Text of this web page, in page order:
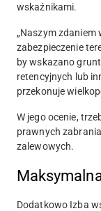
wskaźnikami.
„Naszym
zabezpieczenie
by wskazano
retencyjnych lub
przekonuje
W jego ocenie,
prawnych
zalewowych.
Dodatkowo Izba